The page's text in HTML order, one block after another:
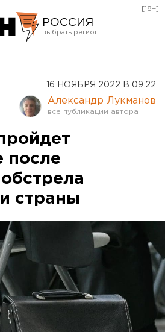
РОССИЯ
Оренбург
[18+]
16 НОЯБРЯ 2022 В 09:22
Александр Лукманов
после
страны